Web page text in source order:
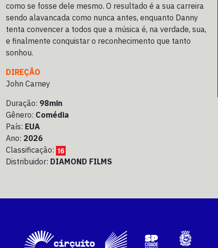
como se fosse dele mesmo. O resultado é a sua carreira
sendo alavancada como nunca antes, enquanto Danny
tenta convencer a todos que a música é, na verdade, sua,
e finalmente conquistar o reconhecimento que tanto
sonhou.
DIREÇÃO
John Carney
Duração: 98min
Gênero: Comédia
País: EUA
Ano: 2026
Classificação:
Distribuidor: DIAMOND FILMS